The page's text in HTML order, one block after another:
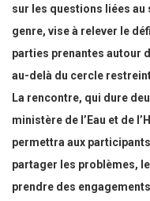
sur les questions liées au
genre, vise à relever le
parties prenantes autour
au-delà du cercle
La rencontre, qui dure
ministère de l’Eau et de
permettra aux
partager les problèmes,
prendre des